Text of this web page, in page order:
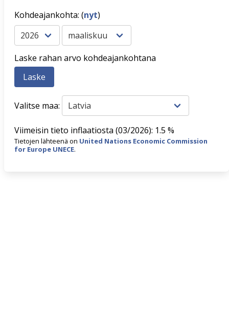
Kohdeajankohta: (nyt)
Laske rahan arvo kohdeajankohtana
Valitse maa:
Viimeisin tieto inflaatiosta (03/2026): 1.5 %
Tietojen lähteenä on United Nations Economic Commission
for Europe UNECE.